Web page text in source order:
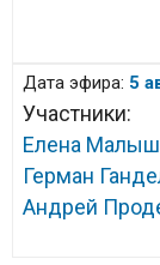
Дата эфира: 5
Участники:
Елена
Герман
Андрей